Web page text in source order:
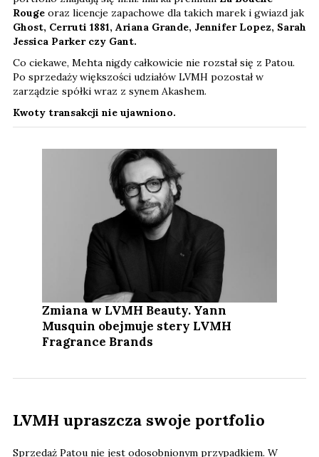
Rouge oraz licencje zapachowe dla takich marek i gwiazd jak
Ghost, Cerruti 1881, Ariana Grande, Jennifer Lopez, Sarah
Jessica Parker czy Gant.
Co ciekawe, Mehta nigdy całkowicie nie rozstał się z Patou.
Po sprzedaży większości udziałów LVMH pozostał w
zarządzie spółki wraz z synem Akashem.
Kwoty transakcji nie ujawniono.
Zmiana w LVMH Beauty. Yann
Musquin obejmuje stery LVMH
Fragrance Brands
LVMH upraszcza swoje portfolio
Sprzedaż Patou nie jest odosobnionym przypadkiem. W